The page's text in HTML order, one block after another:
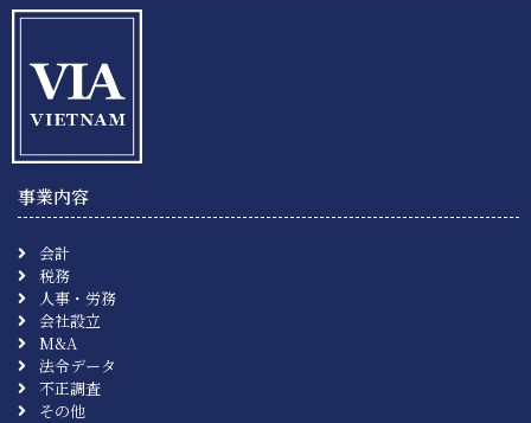
事業内容
会計
税務
人事・労務
会社設立
M&A
法令データ
不正調査
その他